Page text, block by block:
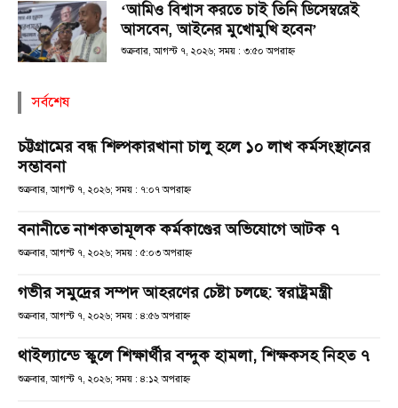
‘আমিও বিশ্বাস করতে চাই তিনি ডিসেম্বরেই
আসবেন, আইনের মুখোমুখি হবেন’
শুক্রবার, আগস্ট ৭, ২০২৬; সময় : ৩:৫০ অপরাহ্ণ
সর্বশেষ
চট্টগ্রামের বন্ধ শিল্পকারখানা চালু হলে ১০ লাখ কর্মসংস্থানের
সম্ভাবনা
শুক্রবার, আগস্ট ৭, ২০২৬; সময় : ৭:০৭ অপরাহ্ণ
বনানীতে নাশকতামূলক কর্মকাণ্ডের অভিযোগে আটক ৭
শুক্রবার, আগস্ট ৭, ২০২৬; সময় : ৫:০৩ অপরাহ্ণ
গভীর সমুদ্রের সম্পদ আহরণের চেষ্টা চলছে: স্বরাষ্ট্রমন্ত্রী
শুক্রবার, আগস্ট ৭, ২০২৬; সময় : ৪:৫৬ অপরাহ্ণ
থাইল্যান্ডে স্কুলে শিক্ষার্থীর বন্দুক হামলা, শিক্ষকসহ নিহত ৭
শুক্রবার, আগস্ট ৭, ২০২৬; সময় : ৪:১২ অপরাহ্ণ